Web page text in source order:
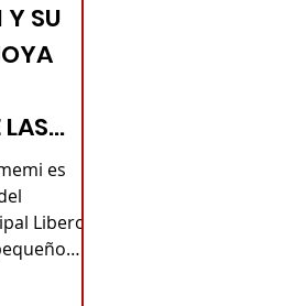
Y SU
es
Libero